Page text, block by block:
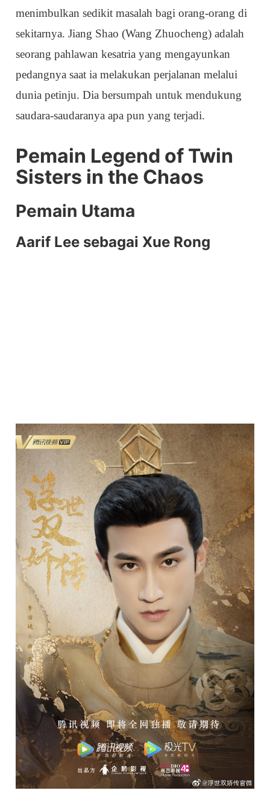
menimbulkan sedikit masalah bagi orang-orang di
sekitarnya. Jiang Shao (Wang Zhuocheng) adalah
seorang pahlawan kesatria yang mengayunkan
pedangnya saat ia melakukan perjalanan melalui
dunia petinju. Dia bersumpah untuk mendukung
saudara-saudaranya apa pun yang terjadi.
Pemain Legend of Twin
Sisters in the Chaos
Pemain Utama
Aarif Lee sebagai Xue Rong